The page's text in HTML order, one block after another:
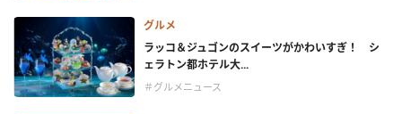
グルメ
ラッコ＆ジュゴンのスイーツがかわいすぎ！ シ
ェラトン都ホテル大...
＃グルメニュース